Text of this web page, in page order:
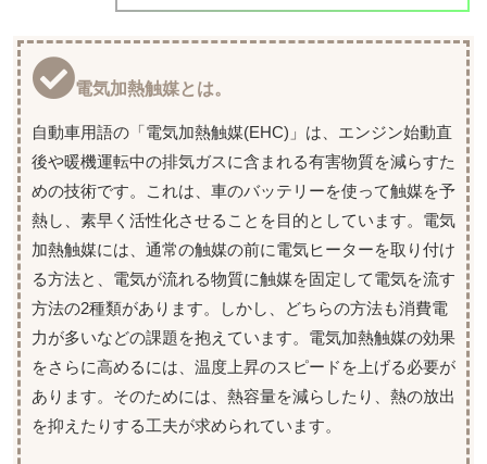
電気加熱触媒とは。
自動車用語の「電気加熱触媒(EHC)」は、エンジン始動直
後や暖機運転中の排気ガスに含まれる有害物質を減らすた
めの技術です。これは、車のバッテリーを使って触媒を予
熱し、素早く活性化させることを目的としています。電気
加熱触媒には、通常の触媒の前に電気ヒーターを取り付け
る方法と、電気が流れる物質に触媒を固定して電気を流す
方法の2種類があります。しかし、どちらの方法も消費電
力が多いなどの課題を抱えています。電気加熱触媒の効果
をさらに高めるには、温度上昇のスピードを上げる必要が
あります。そのためには、熱容量を減らしたり、熱の放出
を抑えたりする工夫が求められています。